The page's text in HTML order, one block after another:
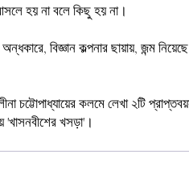
হয় না বলে কিছু হয় না।
বিজ্ঞান কল্পনার ছায়ায়, জন্ম
চট্টোপাধ্যায়ের কলমে লেখা ২টি
'খাসনবীশের খসড়া'।